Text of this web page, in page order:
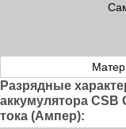
Разрядные
аккумулятора CSB
тока (Ампер):